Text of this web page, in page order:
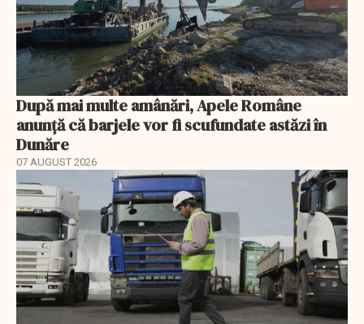
După mai multe amânări, Apele Române
anunță că barjele vor fi scufundate astăzi în
Dunăre
07 AUGUST 2026